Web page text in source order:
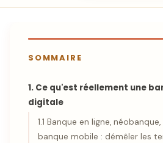
SOMMAIRE
1. Ce qu'est réellement une
digitale
1.1 Banque en ligne, néobanque,
banque mobile : démêler les